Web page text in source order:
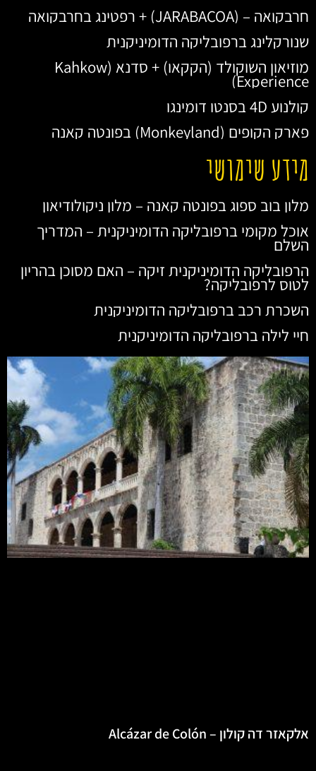
חרבקואה – (JARABACOA) + רפטינג בחרבקואה
שנורקלינג ברפובליקה הדומיניקנית
מוזיאון השוקולד (הקקאו) + סדנא (Kahkow
Experience)
קולנוע 4D בסנטו דומינגו
פארק הקופים (Monkeyland) בפונטה קאנה
מידע שימושי
מלון בוב ספוג בפונטה קאנה – מלון ניקולודיאון
אוכל מקומי ברפובליקה הדומיניקנית – המדריך
השלם
הרפובליקה הדומיניקנית זיקה – האם מסוכן בהריון
לטוס לרפובליקה?
השכרת רכב ברפובליקה הדומיניקנית
חיי לילה ברפובליקה הדומיניקנית
אלקאזר דה קולון – Alcázar de Colón